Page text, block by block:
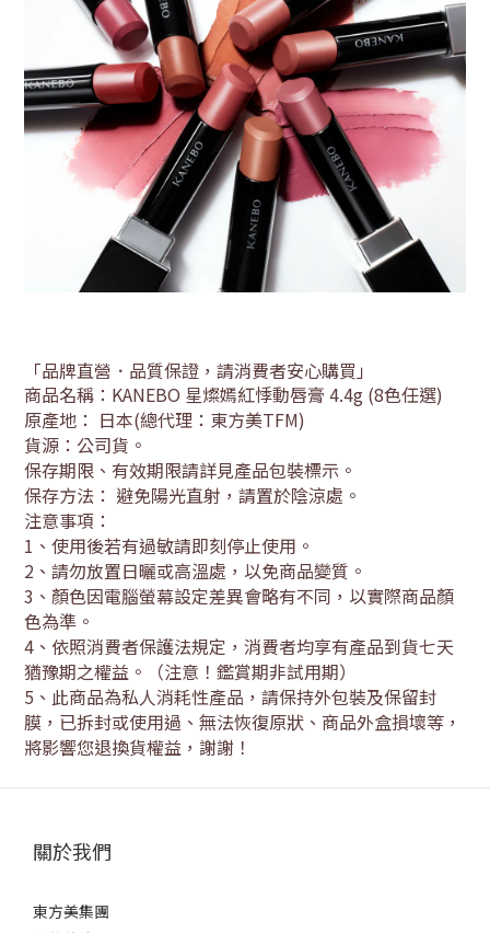
「品牌直營．品質保證，請消費者安心購買」
商品名稱： KANEBO 星燦嫣紅悸動唇膏 4.4g (8色任選)
原產地： 日本(總代理：東方美TFM)
貨源：公司貨 。
保存期限 、有效期限請詳見產品包裝標示。
保存方法： 避免陽光直射，請置於陰涼處 。
注意事項：
1 、使用後若有過敏請即刻停止使用。
2 、請勿放置日曬或高溫處，以免商品變質。
3 、顏色因電腦螢幕設定差異會略有不同，以實際商品顏
色為準。
4 、依照消費者保護法規定，消費者均享有產品到貨七天
猶豫期之權益。（注意！鑑賞期非試用期）
5 、此商品為私人消耗性產品，請保持外包裝及保留封
膜，已拆封或使用過、無法恢復原狀、商品外盒損壞等，
將影響您退換貨權益，謝謝！
關於我們
東方美集團